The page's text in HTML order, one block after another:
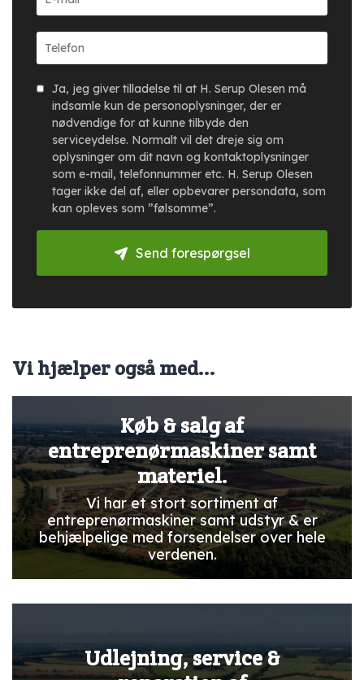
Ja, jeg giver tilladelse til at H. Serup Olesen må
indsamle kun de personoplysninger, der er
nødvendige for at kunne tilbyde den
serviceydelse. Normalt vil det dreje sig om
oplysninger om dit navn og kontaktoplysninger
som e-mail, telefonnummer etc. H. Serup Olesen
tager ikke del af, eller opbevarer persondata, som
kan opleves som ”følsomme”.
Send forespørgsel
Vi hjælper også med...
Køb & salg af
entreprenørmaskiner samt
materiel.
Vi har et stort sortiment af
entreprenørmaskiner samt udstyr & er
behjælpelige med forsendelser over hele
verdenen.
Udlejning, service &